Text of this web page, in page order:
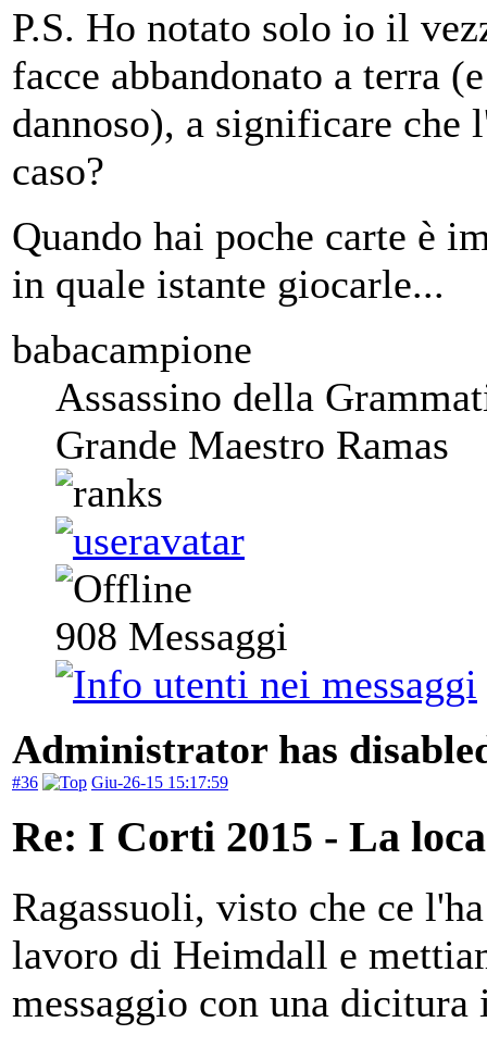
P.S. Ho notato solo io il
facce abbandonato a terra
dannoso), a significare che
caso?
Quando hai poche carte è
in quale istante giocarle...
babacampione
Assassino della
Grande Maestro Ramas
908 Messaggi
Administrator has
#36 Giu-26-15 15:17:59
Re: I Corti 2015 - La
Ragassuoli, visto che ce
lavoro di Heimdall e
messaggio con una